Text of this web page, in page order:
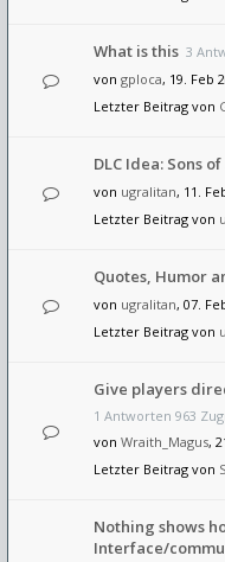
What is this 3
von gploca, 19. Feb
Letzter Beitrag von
DLC Idea: Sons
von ugralitan, 11.
Letzter Beitrag von
Quotes, Humor
von ugralitan, 07.
Letzter Beitrag von
Give players
1 Antworten 963
von Wraith_Magus,
Letzter Beitrag von
Nothing shows
Interface/